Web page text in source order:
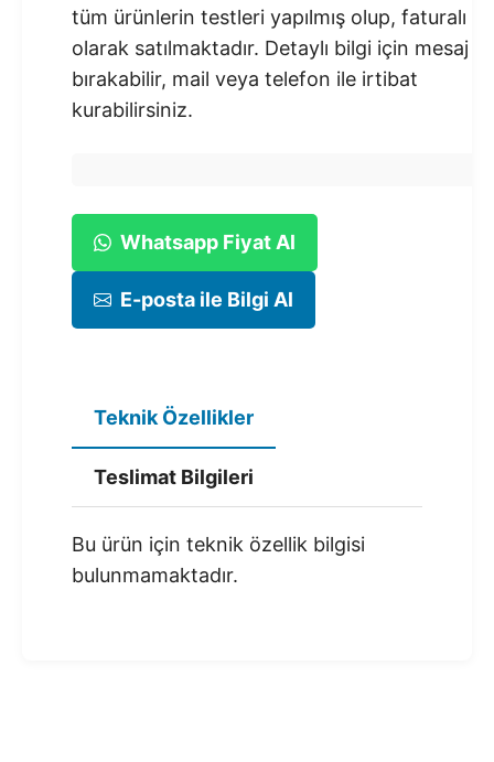
tüm ürünlerin testleri yapılmış olup, faturalı
olarak satılmaktadır. Detaylı bilgi için mesaj
bırakabilir, mail veya telefon ile irtibat
kurabilirsiniz.
Whatsapp Fiyat Al
E-posta ile Bilgi Al
Teknik Özellikler
Teslimat Bilgileri
Bu ürün için teknik özellik bilgisi
bulunmamaktadır.